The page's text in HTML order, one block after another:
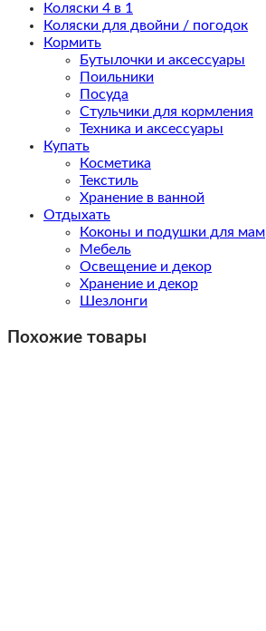
Коляски 4 в 1
Коляски для двойни / погодок
Кормить
Бутылочки и аксессуары
Поильники
Посуда
Стульчики для кормления
Техника и аксессуары
Купать
Косметика
Текстиль
Хранение в ванной
Отдыхать
Коконы и подушки для мам
Мебель
Освещение и декор
Хранение и декор
Шезлонги
Похожие товары